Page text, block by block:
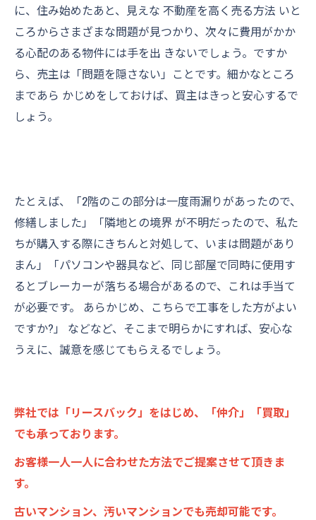
に、住み始めたあと、見えな 不動産を高く売る方法 いと
ころからさまざまな問題が見つかり、次々に費用がかか
る心配のある物件には手を出 きないでしょう。ですか
ら、売主は「問題を隠さない」ことです。細かなところ
まであら かじめをしておけば、買主はきっと安心するで
しょう。
たとえば、「2階のこの部分は一度雨漏りがあったので、
修繕しました」「隣地との境界 が不明だったので、私た
ちが購入する際にきちんと対処して、いまは問題があり
まん」「パソコンや器具など、同じ部屋で同時に使用す
るとブレーカーが落ちる場合があるので、これは手当て
が必要です。 あらかじめ、こちらで工事をした方がよい
ですか?」 などなど、そこまで明らかにすれば、安心な
うえに、誠意を感じてもらえるでしょう。
弊社では「リースバック」をはじめ、「仲介」「買取」
でも承っております。
お客様一人一人に合わせた方法でご提案させて頂きま
す。
古いマンション、汚いマンションでも売却可能です。